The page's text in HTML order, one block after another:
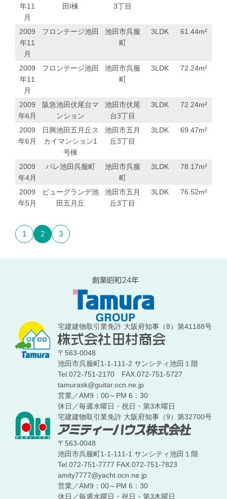
年11
月
田I棟
3丁目
2009
年11
月
フロンテージ池田
池田市呉服
町
3LDK 61.44m²
2009
年11
月
フロンテージ池田
池田市呉服
町
3LDK 72.24m²
2009
年6月
阪急池田伏尾台マ
ンション
池田市伏尾
台3丁目
3LDK 72.24m²
2009
年6月
日興池田五月丘ス
カイマンション1
号棟
池田市五月
丘3丁目
3LDK 69.47m²
2009
年4月
パレ池田呉服町
池田市呉服
町
3LDK 78.17m²
2009
年5月
ビューグランデ池
田五月丘
池田市五月
丘3丁目
3LDK 76.52m²
1 2 3
宅建建物取引業免許 大阪府知事（8）第41188号
〒563-0048
池田市呉服町1-1-111-2 サンシティ池田１階
Tel.072-751-2170FAX.072-751-5727
tamurask@guitar.ocn.ne.jp
営業／AM9：00～PM 6：30
休日／毎週水曜日・祝日・第3木曜日
宅建建物取引業免許 大阪府知事（9）第32700号
〒563-0048
池田市呉服町1-1-111-1 サンシティ池田１階
Tel.072-751-7777 FAX.072-751-7823
amity7777@yacht.ocn.ne.jp
営業／AM9：00～PM 6：30
休日／毎週水曜日・祝日・第3木曜日